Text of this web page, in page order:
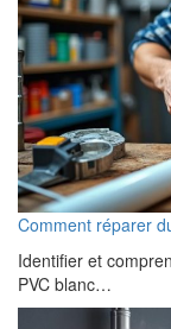
Comment réparer
Identifier et
PVC blanc…